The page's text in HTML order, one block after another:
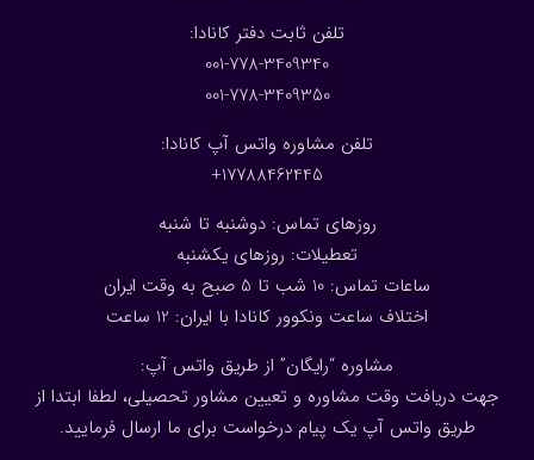
:تلفن ثابت دفتر کانادا
001-778-3409340
001-778-3409350
تلفن مشاوره واتس آپ کانادا:
17788462445+
روزهای تماس: دوشنبه تا شنبه
تعطیلات: روزهای یکشنبه
ساعات تماس: 10 شب تا 5 صبح به وقت ایران
اختلاف ساعت ونکوور کانادا با ایران: 1 2 ساعت
مشاوره “رایگان” از طریق واتس آپ:
جهت دریافت وقت مشاوره و تعیین مشاور تحصیلی، لطفا ابتدا از
طریق واتس آپ یک پیام درخواست برای ما ارسال فرمایید.